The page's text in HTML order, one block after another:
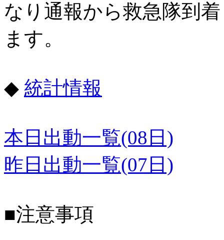
なり通報から救急隊到
ます。
◆ 統計情報
本日出動一覧(08日)
昨日出動一覧(07日)
■注意事項